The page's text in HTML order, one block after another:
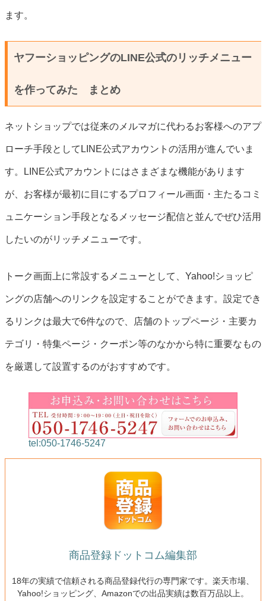
ます。
ヤフーショッピングのLINE公式のリッチメニュー
を作ってみた まとめ
ネットショップでは従来のメルマガに代わるお客様へのアプ
ローチ手段としてLINE公式アカウントの活用が進んでいま
す。LINE公式アカウントにはさまざまな機能があります
が、お客様が最初に目にするプロフィール画面・主たるコミ
ュニケーション手段となるメッセージ配信と並んでぜひ活用
したいのがリッチメニューです。
トーク画面上に常設するメニューとして、Yahoo!ショッピ
ングの店舗へのリンクを設定することができます。設定でき
るリンクは最大で6件なので、店舗のトップページ・主要カ
テゴリ・特集ページ・クーポン等のなかから特に重要なもの
を厳選して設置するのがおすすめです。
tel:050-1746-5247
商品登録ドットコム編集部
18年の実績で信頼される商品登録代行の専門家です。楽天市場、
Yahoo!ショッピング、Amazonでの出品実績は数百万品以上。